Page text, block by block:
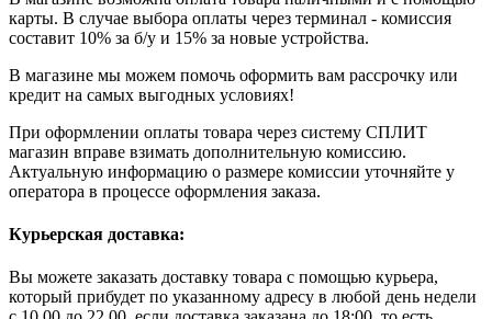
карты. В случае выбора оплаты через терминал - комиссия
составит 10% за б/у и 15% за новые устройства.
В магазине мы можем помочь оформить вам рассрочку или
кредит на самых выгодных условиях!
При оформлении оплаты товара через систему СПЛИТ
магазин вправе взимать дополнительную комиссию.
Актуальную информацию о размере комиссии уточняйте у
оператора в процессе оформления заказа.
Курьерская доставка:
Вы можете заказать доставку товара с помощью курьера,
который прибудет по указанному адресу в любой день недели